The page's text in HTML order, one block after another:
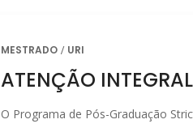
MESTRADO URI
ATENÇÃO
O Programa de Pós-Graduação